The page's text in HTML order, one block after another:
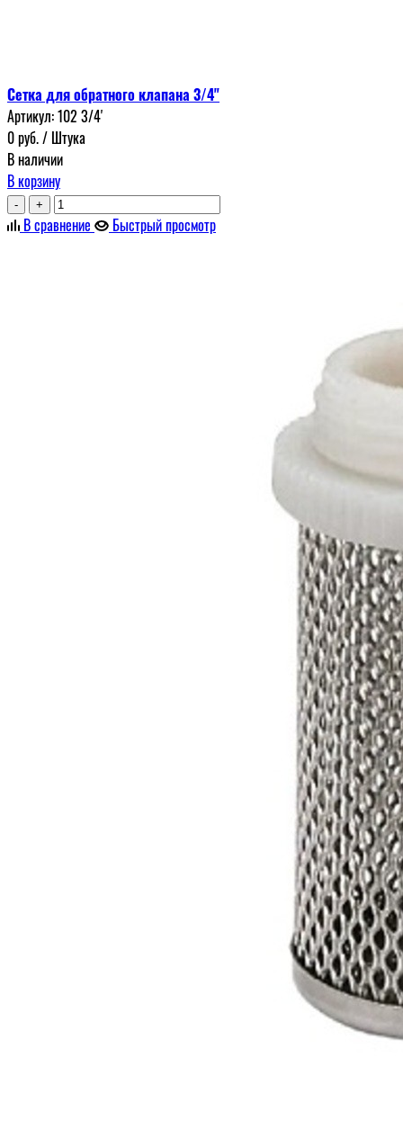
Сетка для обратного клапана 3/4"
Артикул:102 3/4'
0руб./ Штука
В наличии
В корзину
- +
В сравнение Быстрый просмотр